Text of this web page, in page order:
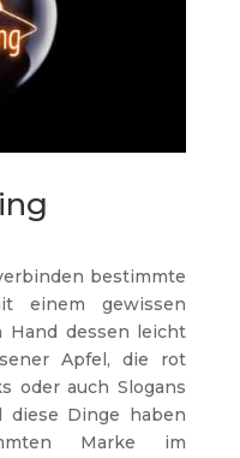
bestimmte
einem gewissen
Hand dessen leicht
Apfel, die rot
oder auch Slogans
diese Dinge haben
Marke im